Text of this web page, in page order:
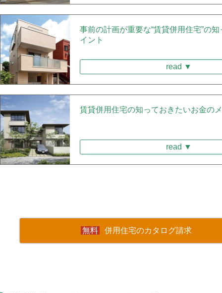
事前の計画が重要な“賃貸併用住宅”の
イント
read ▼
賃貸併用住宅の知っておきたいお金の
read ▼
併用住宅のカタログ請求